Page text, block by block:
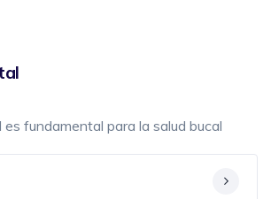
fundamental para la salud bucal